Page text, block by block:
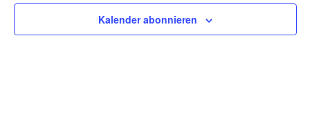
Kalender abonnieren